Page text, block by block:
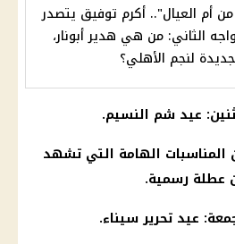
أم العيال".. أكرم توفيق يتصدر
الثاني: من هي هدير أبونار،
لنجم الأهلي؟
الهامة التي تشهد
عطلة رسمية.